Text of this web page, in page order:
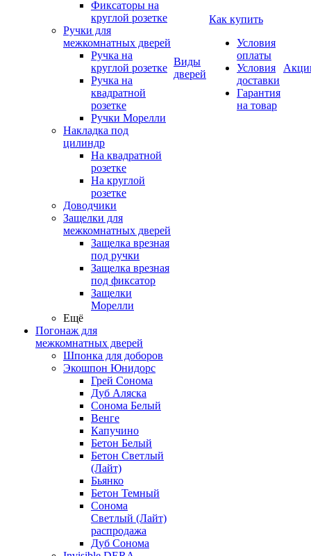
Фиксаторы на
круглой розетке
Ручки для
межкомнатных дверей
Ручка на
круглой розетке
Ручка на
квадратной
розетке
Ручки Морелли
Накладка под
цилиндр
На квадратной
розетке
На круглой
розетке
Доводчики
Защелки для
межкомнатных дверей
Защелка врезная
под ручки
Защелка врезная
под фиксатор
Защелки
Морелли
Ещё
Погонаж для
межкомнатных дверей
Шпонка для доборов
Экошпон Юнидорс
Грей Сонома
Дуб Аляска
Сонома Белый
Венге
Капучино
Бетон Белый
Бетон Светлый
(Лайт)
Бьянко
Бетон Темный
Сонома
Светлый (Лайт)
распродажа
Дуб Сонома
Виды
дверей
Как купить
Условия
оплаты
Условия
доставки
Гарантия
на товар